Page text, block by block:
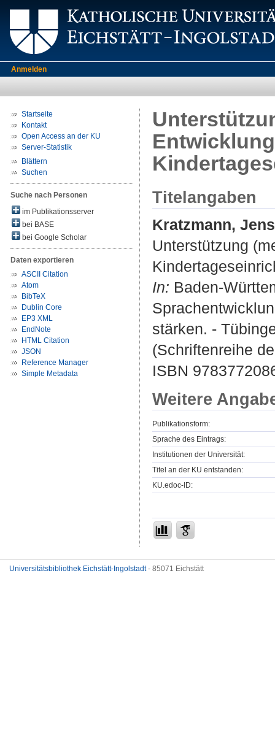
Anmelden
Startseite
Kontakt
Open Access an der KU
Server-Statistik
Blättern
Suchen
Suche nach Personen
im Publikationsserver
bei BASE
bei Google Scholar
Daten exportieren
ASCII Citation
Atom
BibTeX
Dublin Core
EP3 XML
EndNote
HTML Citation
JSON
Reference Manager
Simple Metadata
Titelangaben
Kratzmann, Jens
Unterstützung
In: Baden-
stärken. -
(Schriftenreihe
ISBN
Weitere
Publikationsform:
Sprache des Eintrags:
Institutionen der Universität:
Titel an der KU entstanden:
KU.edoc-ID:
Universitätsbibliothek Eichstätt-Ingolstadt- 85071 Eichstätt